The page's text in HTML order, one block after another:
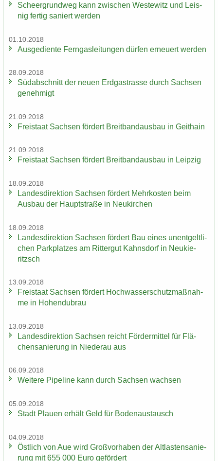
Scheergrund­weg kann zwi­schen Wes­te­witz und Leis­
nig fer­tig sa­niert wer­den
01.10.2018
Aus­ge­dien­te Fern­gas­lei­tun­gen dür­fen er­neu­ert wer­den
28.09.2018
Süd­ab­schnitt der neuen Erd­gas­tras­se durch Sach­sen
ge­neh­migt
21.09.2018
Frei­staat Sach­sen för­dert Breit­band­aus­bau in Geit­hain
21.09.2018
Frei­staat Sach­sen för­dert Breit­band­aus­bau in Leip­zig
18.09.2018
Lan­des­di­rek­ti­on Sach­sen för­dert Mehr­kos­ten beim
Aus­bau der Haupt­stra­ße in Neu­kir­chen
18.09.2018
Lan­des­di­rek­ti­on Sach­sen för­dert Bau eines un­ent­gelt­li­
chen Park­plat­zes am Rit­ter­gut Kahns­dorf in Neu­kie­
ritzsch
13.09.2018
Frei­staat Sach­sen för­dert Hoch­was­ser­schutz­maß­nah­
me in Ho­hen­du­brau
13.09.2018
Lan­des­di­rek­ti­on Sach­sen reicht För­der­mit­tel für Flä­
chen­sa­nie­rung in Nie­der­au aus
06.09.2018
Wei­te­re Pipe­line kann durch Sach­sen wach­sen
05.09.2018
Stadt Plau­en er­hält Geld für Bo­den­aus­tausch
04.09.2018
Öst­lich von Aue wird Groß­vor­ha­ben der Alt­las­ten­sa­nie­
rung mit 655 000 Euro ge­för­dert